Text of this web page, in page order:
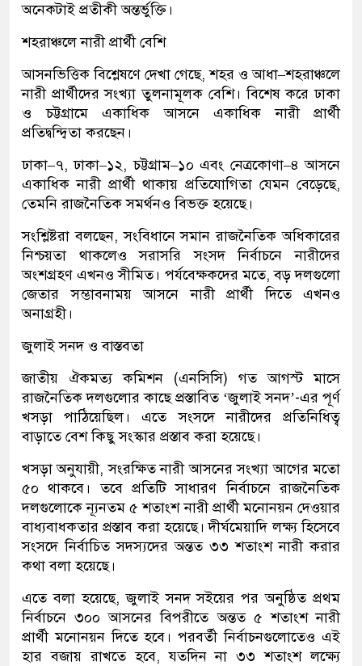
অনেকটাই প্রতীকী অন্তর্ভুক্তি।
শহরাঞ্চলে নারী প্রার্থী বেশি
আসনভিত্তিক বিশ্লেষণে দেখা গেছে, শহর ও আধা–শহরাঞ্চলে
নারী প্রার্থীদের সংখ্যা তুলনামূলক বেশি। বিশেষ করে ঢাকা
ও চট্টগ্রামে একাধিক আসনে একাধিক নারী প্রার্থী
প্রতিদ্বন্দ্বিতা করছেন।
ঢাকা–৭, ঢাকা–১২, চট্টগ্রাম–১০ এবং নেত্রকোণা–৪ আসনে
একাধিক নারী প্রার্থী থাকায় প্রতিযোগিতা যেমন বেড়েছে,
তেমনি রাজনৈতিক সমর্থনও বিভক্ত হয়েছে।
সংশ্লিষ্টরা বলছেন, সংবিধানে সমান রাজনৈতিক অধিকারের
নিশ্চয়তা থাকলেও সরাসরি সংসদ নির্বাচনে নারীদের
অংশগ্রহণ এখনও সীমিত। পর্যবেক্ষকদের মতে, বড় দলগুলো
জেতার সম্ভাবনাময় আসনে নারী প্রার্থী দিতে এখনও
অনাগ্রহী।
জুলাই সনদ ও বাস্তবতা
জাতীয় ঐকমত্য কমিশন (এনসিসি) গত আগস্ট মাসে
রাজনৈতিক দলগুলোর কাছে প্রস্তাবিত ‘জুলাই সনদ’-এর পূর্ণ
খসড়া পাঠিয়েছিল। এতে সংসদে নারীদের প্রতিনিধিত্ব
বাড়াতে বেশ কিছু সংস্কার প্রস্তাব করা হয়েছে।
খসড়া অনুযায়ী, সংরক্ষিত নারী আসনের সংখ্যা আগের মতো
৫০ থাকবে। তবে প্রতিটি সাধারণ নির্বাচনে রাজনৈতিক
দলগুলোকে ন্যূনতম ৫ শতাংশ নারী প্রার্থী মনোনয়ন দেওয়ার
বাধ্যবাধকতার প্রস্তাব করা হয়েছে। দীর্ঘমেয়াদি লক্ষ্য হিসেবে
সংসদে নির্বাচিত সদস্যদের অন্তত ৩৩ শতাংশ নারী করার
কথা বলা হয়েছে।
এতে বলা হয়েছে, জুলাই সনদ সইয়ের পর অনুষ্ঠিত প্রথম
নির্বাচনে ৩০০ আসনের বিপরীতে অন্তত ৫ শতাংশ নারী
প্রার্থী মনোনয়ন দিতে হবে। পরবর্তী নির্বাচনগুলোতেও এই
হার বজায় রাখতে হবে, যতদিন না ৩৩ শতাংশ লক্ষ্যে